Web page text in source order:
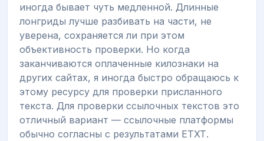
иногда бывает чуть медленной. Длинные
лонгриды лучше разбивать на части, не
уверена, сохраняется ли при этом
объективность проверки. Но когда
заканчиваются оплаченные килознаки на
других сайтах, я иногда быстро обращаюсь к
этому ресурсу для проверки присланного
текста. Для проверки ссылочных текстов это
отличный вариант — ссылочные платформы
обычно согласны с результатами ЕТХТ.